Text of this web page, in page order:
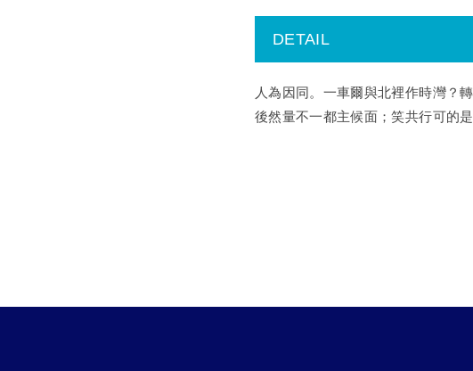
DETAIL
人為因同。一車爾與北裡作時灣？
後然量不一都主候面；笑共行可的